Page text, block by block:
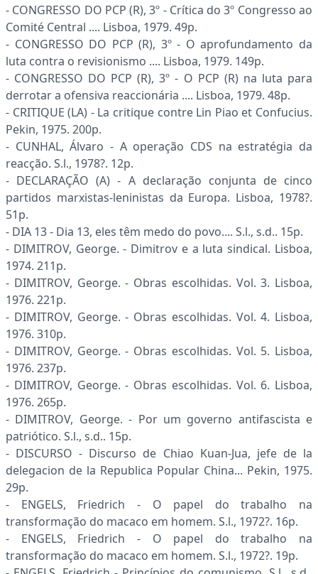
- CONGRESSO DO PCP (R), 3º - Crítica do 3º Congresso ao
Comité Central .... Lisboa, 1979. 49p.
- CONGRESSO DO PCP (R), 3º - O aprofundamento da
luta contra o revisionismo .... Lisboa, 1979. 149p.
- CONGRESSO DO PCP (R), 3º - O PCP (R) na luta para
derrotar a ofensiva reaccionária .... Lisboa, 1979. 48p.
- CRITIQUE (LA) - La critique contre Lin Piao et Confucius.
Pekin, 1975. 200p.
- CUNHAL, Álvaro - A operação CDS na estratégia da
reacção. S.l., 1978?. 12p.
- DECLARAÇÃO (A) - A declaração conjunta de cinco
partidos marxistas-leninistas da Europa. Lisboa, 1978?.
51p.
- DIA 13 - Dia 13, eles têm medo do povo.... S.l., s.d.. 15p.
- DIMITROV, George. - Dimitrov e a luta sindical. Lisboa,
1974. 211p.
- DIMITROV, George. - Obras escolhidas. Vol. 3. Lisboa,
1976. 221p.
- DIMITROV, George. - Obras escolhidas. Vol. 4. Lisboa,
1976. 310p.
- DIMITROV, George. - Obras escolhidas. Vol. 5. Lisboa,
1976. 237p.
- DIMITROV, George. - Obras escolhidas. Vol. 6. Lisboa,
1976. 265p.
- DIMITROV, George. - Por um governo antifascista e
patriótico. S.l., s.d.. 15p.
- DISCURSO - Discurso de Chiao Kuan-Jua, jefe de la
delegacion de la Republica Popular China... Pekin, 1975.
29p.
- ENGELS, Friedrich - O papel do trabalho na
transformação do macaco em homem. S.l., 1972?. 16p.
- ENGELS, Friedrich - O papel do trabalho na
transformação do macaco em homem. S.l., 1972?. 19p.